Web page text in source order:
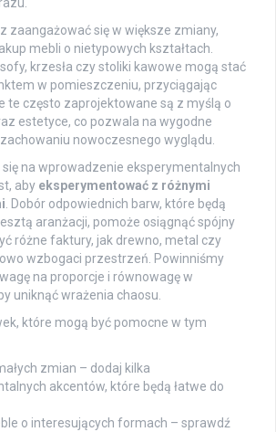
zaangażować się w większe zmiany,
mebli o nietypowych kształtach.
krzesła czy stoliki kawowe mogą stać
w pomieszczeniu, przyciągając
te często zaprojektowane są z myślą o
estetyce, co pozwala na wygodne
nowoczesnego wyglądu.
się na wprowadzenie eksperymentalnych
aby eksperymentować z różnymi
. Dobór odpowiednich barw, które będą
aranżacji, pomoże osiągnąć spójny
różne faktury, jak drewno, metal czy
wzbogaci przestrzeń. Powinniśmy
na proporcje i równowagę w
uniknąć wrażenia chaosu.
które mogą być pomocne w tym
zmian – dodaj kilka
akcentów, które będą łatwe do
o interesujących formach – sprawdź